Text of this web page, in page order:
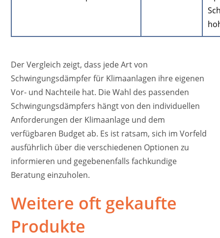
Der Vergleich zeigt, dass jede Art von
Schwingungsdämpfer für Klimaanlagen ihre eigenen
Vor- und Nachteile hat. Die Wahl des passenden
Schwingungsdämpfers hängt von den individuellen
Anforderungen der Klimaanlage und dem
verfügbaren Budget ab. Es ist ratsam, sich im Vorfeld
ausführlich über die verschiedenen Optionen zu
informieren und gegebenenfalls fachkundige
Beratung einzuholen.
Weitere oft gekaufte
Produkte